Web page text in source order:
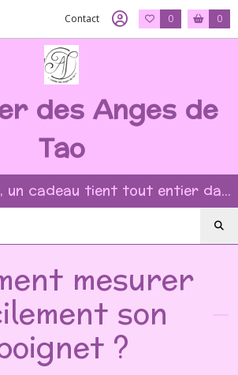
Contact 0 0
des Anges de
Tao
Si humble soit-il, un cadeau tient tout entier dans l'intention et la beauté du geste ?
mesurer
son
?